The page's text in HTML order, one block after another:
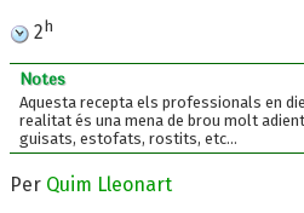
2h
Notes
Aquesta recepta els professionals en
realitat és una mena de brou molt
guisats, estofats, rostits, etc...
Per Quim Lleonart